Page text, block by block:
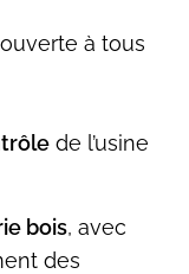
à tous
de l’usine
bois, avec
des